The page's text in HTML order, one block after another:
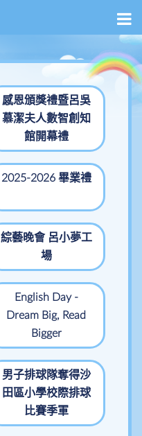
感恩頒獎禮暨呂吳
慕潔夫人數智創知
館開幕禮
2025-2026 畢業禮
綜藝晚會 呂小夢工
場
English Day -
Dream Big, Read
Bigger
男子排球隊奪得沙
田區小學校際排球
比賽季軍